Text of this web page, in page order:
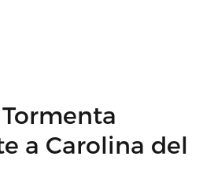
a Carolina del